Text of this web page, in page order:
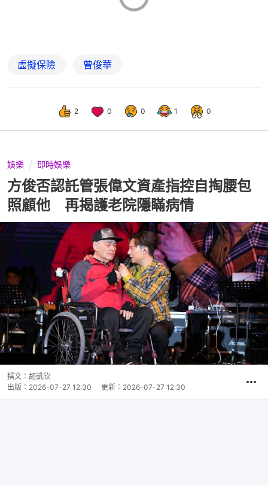
虛擬保險 曾俊華
2 0 0 1 0
娛樂 即時娛樂
方俊否認託管張偉文資產指控自掏腰包
照顧他 再揭護老院隱瞞病情
撰文： 胡凱欣
出版： 2026-07-27 12:30 更新： 2026-07-27 12:30